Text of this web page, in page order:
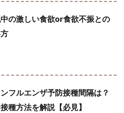
の激しい食欲or食欲不振との
フルエンザ予防接種間隔は？
種方法を解説【必見】